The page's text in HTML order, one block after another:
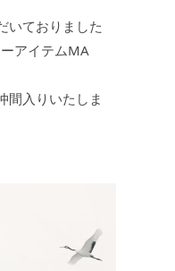
いておりました
アイテムMA
間入りいたしま